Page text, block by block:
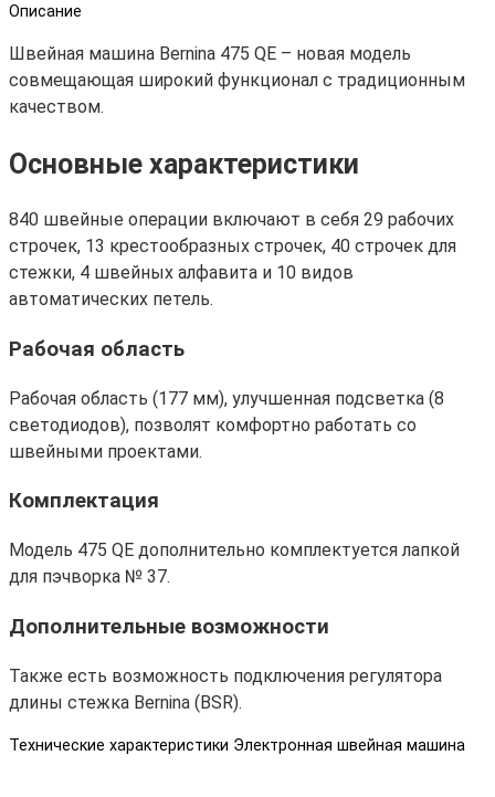
Описание
Швейная машина Bernina 475 QE – новая модель
совмещающая широкий функционал с традиционным
качеством.
Основные характеристики
840 швейные операции включают в себя 29 рабочих
строчек, 13 крестообразных строчек, 40 строчек для
стежки, 4 швейных алфавита и 10 видов
автоматических петель.
Рабочая область
Рабочая область (177 мм), улучшенная подсветка (8
светодиодов), позволят комфортно работать со
швейными проектами.
Комплектация
Модель 475 QE дополнительно комплектуется лапкой
для пэчворка № 37.
Дополнительные возможности
Также есть возможность подключения регулятора
длины стежка Bernina (BSR).
Технические характеристики Электронная швейная машина